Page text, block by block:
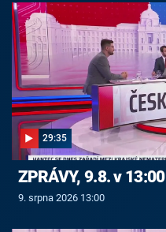
29:35
ZPRÁVY, 9.8. v 13:00
9. srpna 2026 13:00